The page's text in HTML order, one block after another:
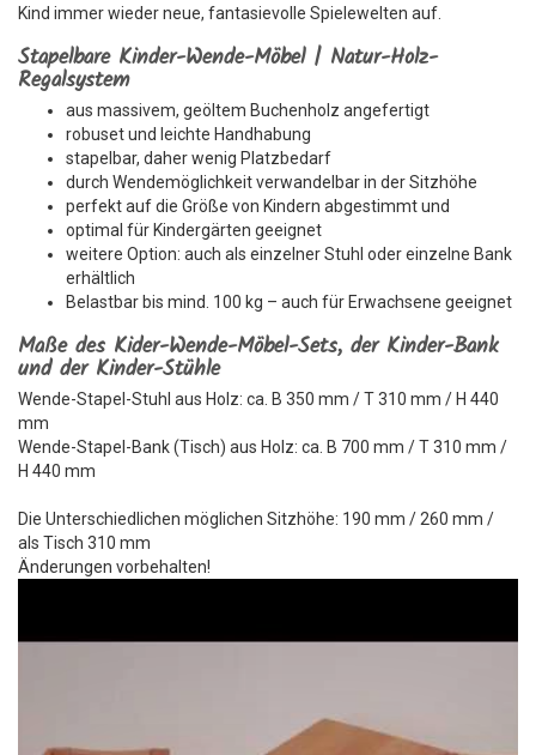
Kind immer wieder neue, fantasievolle Spielewelten auf.
Stapelbare Kinder-Wende-Möbel | Natur-Holz-
Regalsystem
aus massivem, geöltem Buchenholz angefertigt
robuset und leichte Handhabung
stapelbar, daher wenig Platzbedarf
durch Wendemöglichkeit verwandelbar in der Sitzhöhe
perfekt auf die Größe von Kindern abgestimmt und
optimal für Kindergärten geeignet
weitere Option: auch als einzelner Stuhl oder einzelne Bank
erhältlich
Belastbar bis mind. 100 kg – auch für Erwachsene geeignet
Maße des Kider-Wende-Möbel-Sets, der Kinder-Bank
und der Kinder-Stühle
Wende-Stapel-Stuhl aus Holz: ca. B 350 mm / T 310 mm / H 440
mm
Wende-Stapel-Bank (Tisch) aus Holz: ca. B 700 mm / T 310 mm /
H 440 mm
Die Unterschiedlichen möglichen Sitzhöhe: 190 mm / 260 mm /
als Tisch 310 mm
Änderungen vorbehalten!